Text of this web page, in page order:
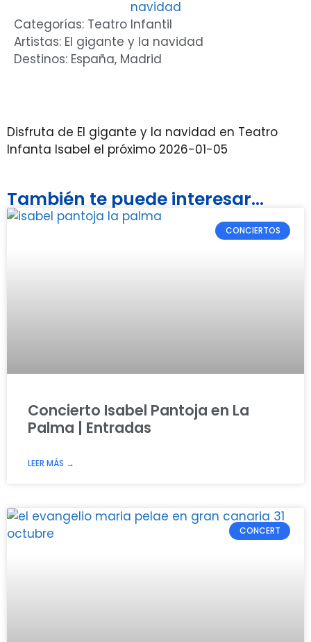
Categorías: Teatro Infantil
Artistas: El gigante y la navidad
Destinos: España, Madrid
Disfruta de El gigante y la navidad en Teatro
Infanta Isabel el próximo 2026-01-05
También te puede interesar...
CONCIERTOS
Concierto Isabel Pantoja en La
Palma | Entradas
LEER MÁS →
CONCERT